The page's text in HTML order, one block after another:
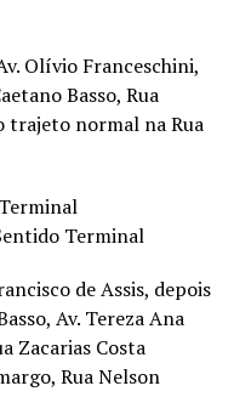
Olívio Franceschini,
Basso, Rua
trajeto normal na Rua
Terminal
de Assis, depois
Av. Tereza Ana
Zacarias Costa
Rua Nelson